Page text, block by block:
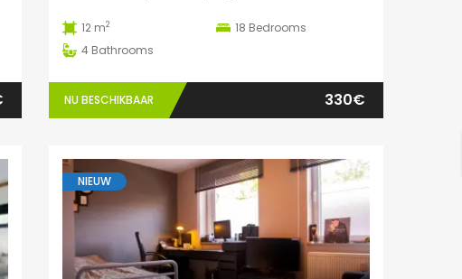
12 m2 18 Bedrooms
4 Bathrooms
NU BESCHIKBAAR 330€
NIEUW